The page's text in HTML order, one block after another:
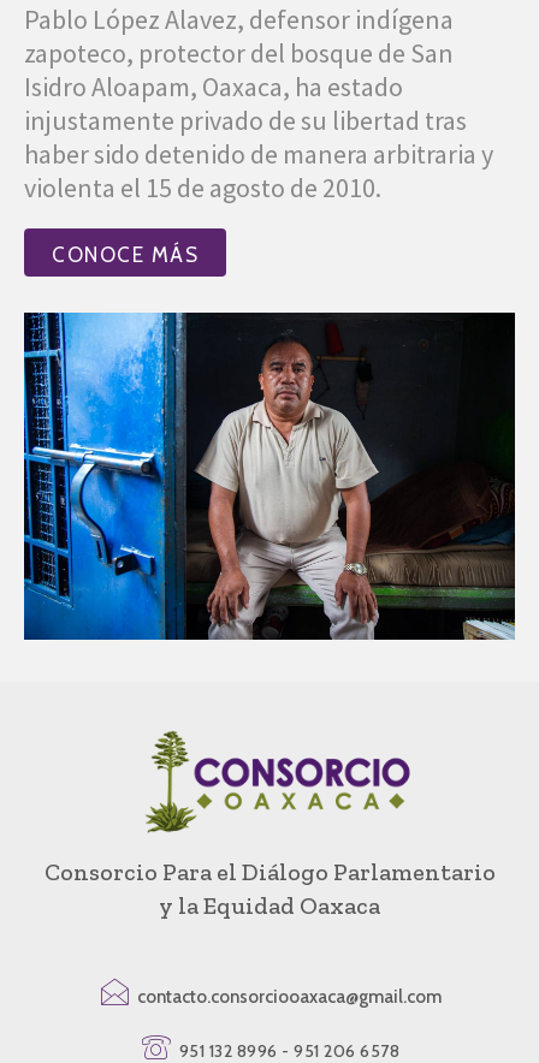
Pablo López Alavez, defensor indígena
zapoteco, protector del bosque de San
Isidro Aloapam, Oaxaca, ha estado
injustamente privado de su libertad tras
haber sido detenido de manera arbitraria y
violenta el 15 de agosto de 2010.
CONOCE MÁS
Consorcio Para el Diálogo Parlamentario
y la Equidad Oaxaca
contacto.consorciooaxaca@gmail.com
951 132 8996 - 951 206 6578